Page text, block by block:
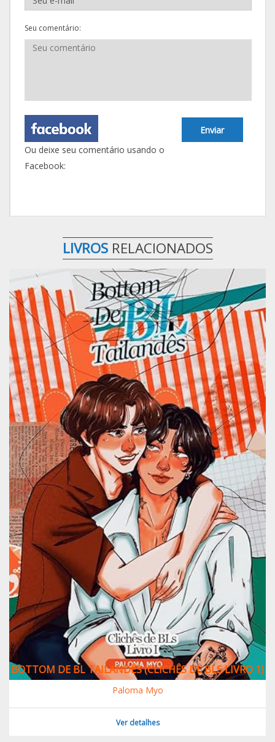
Seu comentário:
Enviar
Ou deixe seu comentário usando o
Facebook:
LIVROS RELACIONADOS
BOTTOM DE BL TAILANDÊS (CLICHÊS DE BLS LIVRO 1)
Paloma Myo
Ver detalhes